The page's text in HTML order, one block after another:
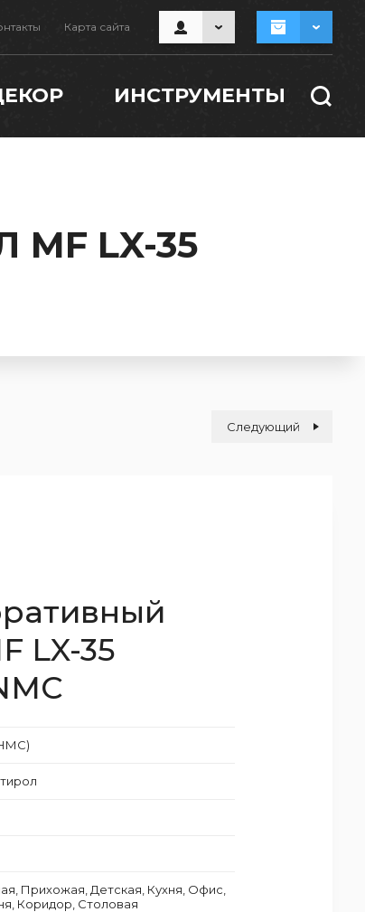
Карта сайта
ИНСТРУМЕНТЫ
LX-35
Следующий
LX-35
Прихожая, Детская, Кухня, Офис,
Коридор, Столовая